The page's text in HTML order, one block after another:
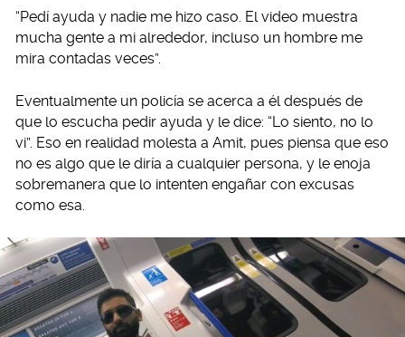
“Pedí ayuda y nadie me hizo caso. El video muestra
mucha gente a mi alrededor, incluso un hombre me
mira contadas veces”.
Eventualmente un policía se acerca a él después de
que lo escucha pedir ayuda y le dice: “Lo siento, no lo
vi”. Eso en realidad molesta a Amit, pues piensa que eso
no es algo que le diría a cualquier persona, y le enoja
sobremanera que lo intenten engañar con excusas
como esa.